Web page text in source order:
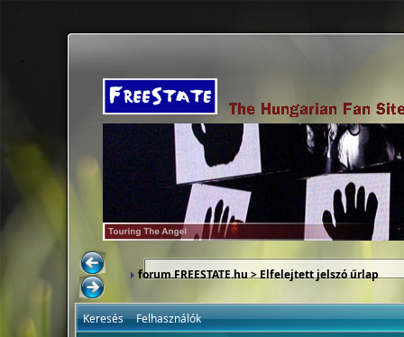
forum.FREESTATE.hu> Elfelejtett jelszó űrlap
Keresés Felhasználók